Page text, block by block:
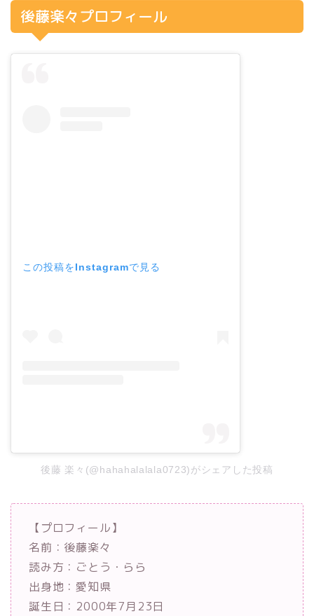
後藤楽々プロフィール
この投稿をInstagramで見る
後藤 楽々(@hahahalalala0723)がシェアした投稿
【プロフィール】
名前：後藤楽々
読み方：ごとう・らら
出身地：愛知県
誕生日：2000年7月23日